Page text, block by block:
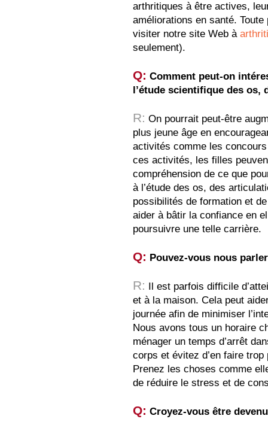
arthritiques à être actives,
améliorations en santé.
visiter notre site Web à
seulement).
Q: Comment peut-on
l’étude scientifique des os,
R: On pourrait peut-être
plus jeune âge en
activités comme les
ces activités, les filles
compréhension de ce que
à l’étude des os, des
possibilités de formation et
aider à bâtir la confiance en
poursuivre une telle carrière.
Q: Pouvez-vous nous
R: Il est parfois difficile
et à la maison. Cela peut
journée afin de minimiser
Nous avons tous un horaire
ménager un temps d’arrêt
corps et évitez d’en faire
Prenez les choses comme
de réduire le stress et de
Q: Croyez-vous être